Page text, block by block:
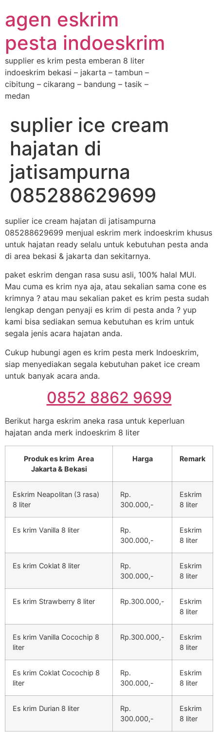
agen eskrim
pesta indoeskrim
supplier es krim pesta emberan 8 liter
indoeskrim bekasi – jakarta – tambun –
cibitung – cikarang – bandung – tasik –
medan
suplier ice cream
hajatan di
jatisampurna
085288629699
suplier ice cream hajatan di jatisampurna
085288629699 menjual eskrim merk indoeskrim khusus
untuk hajatan ready selalu untuk kebutuhan pesta anda
di area bekasi & jakarta dan sekitarnya.
paket eskrim dengan rasa susu asli, 100% halal MUI.
Mau cuma es krim nya aja, atau sekalian sama cone es
krimnya ? atau mau sekalian paket es krim pesta sudah
lengkap dengan penyaji es krim di pesta anda ? yup
kami bisa sediakan semua kebutuhan es krim untuk
segala jenis acara hajatan anda.
Cukup hubungi agen es krim pesta merk Indoeskrim,
siap menyediakan segala kebutuhan paket ice cream
untuk banyak acara anda.
0852 8862 9699
Berikut harga eskrim aneka rasa untuk keperluan
hajatan anda merk indoeskrim 8 liter
Produk es krim Area
Jakarta & Bekasi
Harga Remark
Eskrim Neapolitan (3 rasa)
8 liter
Rp.
300.000,-
Eskrim
8 liter
Es krim Vanilla 8 liter
Rp.
300.000,-
Eskrim
8 liter
Es krim Coklat 8 liter
Rp.
300.000,-
Eskrim
8 liter
Es krim Strawberry 8 liter Rp.300.000,-
Eskrim
8 liter
Es krim Vanilla Cocochip 8
liter
Rp.300.000,-
Eskrim
8 liter
Es krim Coklat Cocochip 8
liter
Rp.
300.000,-
Eskrim
8 liter
Es krim Durian 8 liter
Rp.
300.000,-
Eskrim
8 liter